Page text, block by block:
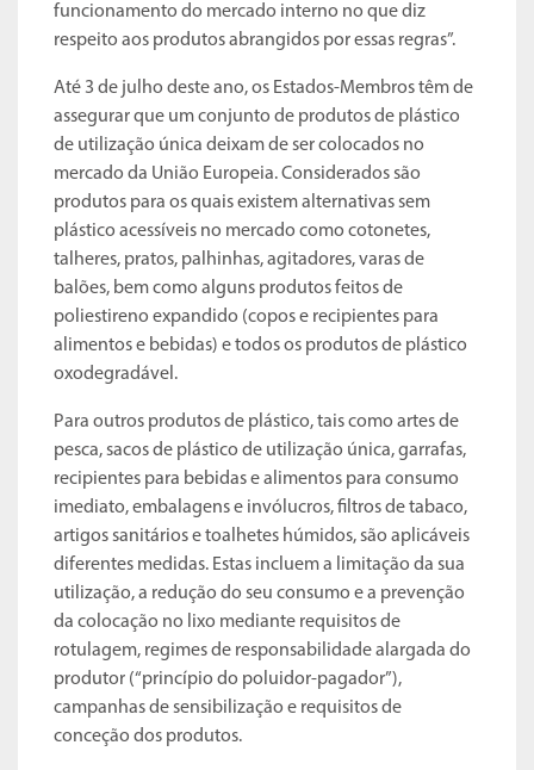
funcionamento do mercado interno no que diz
respeito aos produtos abrangidos por essas regras”.
Até 3 de julho deste ano, os Estados-Membros têm de
assegurar que um conjunto de produtos de plástico
de utilização única deixam de ser colocados no
mercado da União Europeia. Considerados são
produtos para os quais existem alternativas sem
plástico acessíveis no mercado como cotonetes,
talheres, pratos, palhinhas, agitadores, varas de
balões, bem como alguns produtos feitos de
poliestireno expandido (copos e recipientes para
alimentos e bebidas) e todos os produtos de plástico
oxodegradável.
Para outros produtos de plástico, tais como artes de
pesca, sacos de plástico de utilização única, garrafas,
recipientes para bebidas e alimentos para consumo
imediato, embalagens e invólucros, filtros de tabaco,
artigos sanitários e toalhetes húmidos, são aplicáveis
diferentes medidas. Estas incluem a limitação da sua
utilização, a redução do seu consumo e a prevenção
da colocação no lixo mediante requisitos de
rotulagem, regimes de responsabilidade alargada do
produtor (“princípio do poluidor-pagador”),
campanhas de sensibilização e requisitos de
conceção dos produtos.